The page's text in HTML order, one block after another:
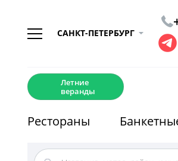
САНКТ-ПЕТЕРБУРГ
Летние
веранды
Рестораны